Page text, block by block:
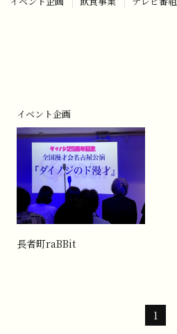
イベント企画
長者町raBBit
1